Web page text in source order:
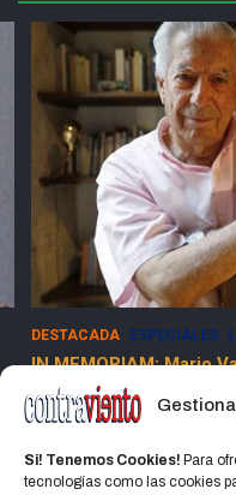
Si! Tenemos Cookies! Para
tecnologías como las cookies
–
DESTACADA
Los Dolores de
13 marzo, 2025